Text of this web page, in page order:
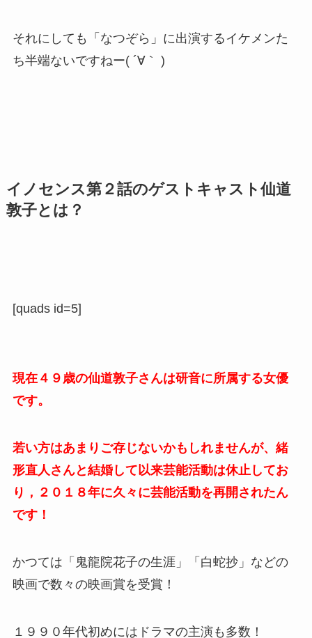
それにしても「なつぞら」に出演するイケメンた
ち半端ないですねー( ´∀｀ )
イノセンス第２話のゲストキャスト仙道
敦子とは？
[quads id=5]
現在４９歳の仙道敦子さんは研音に所属する女優
です。
若い方はあまりご存じないかもしれませんが、緒
形直人さんと結婚して以来芸能活動は休止してお
り，２０１８年に久々に芸能活動を再開されたん
です！
かつては「鬼龍院花子の生涯」「白蛇抄」などの
映画で数々の映画賞を受賞！
１９９０年代初めにはドラマの主演も多数！